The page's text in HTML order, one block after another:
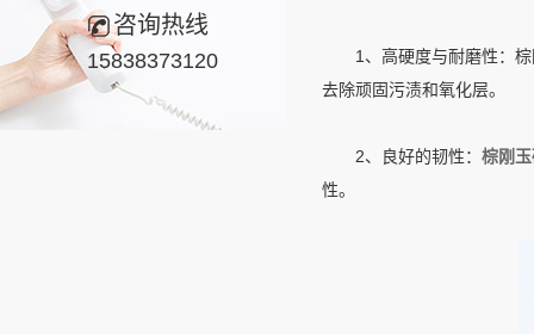
咨询热线
15838373120
1、高硬度与耐磨性：棕
去除顽固污渍和氧化层。
2、良好的韧性： 棕刚
性。